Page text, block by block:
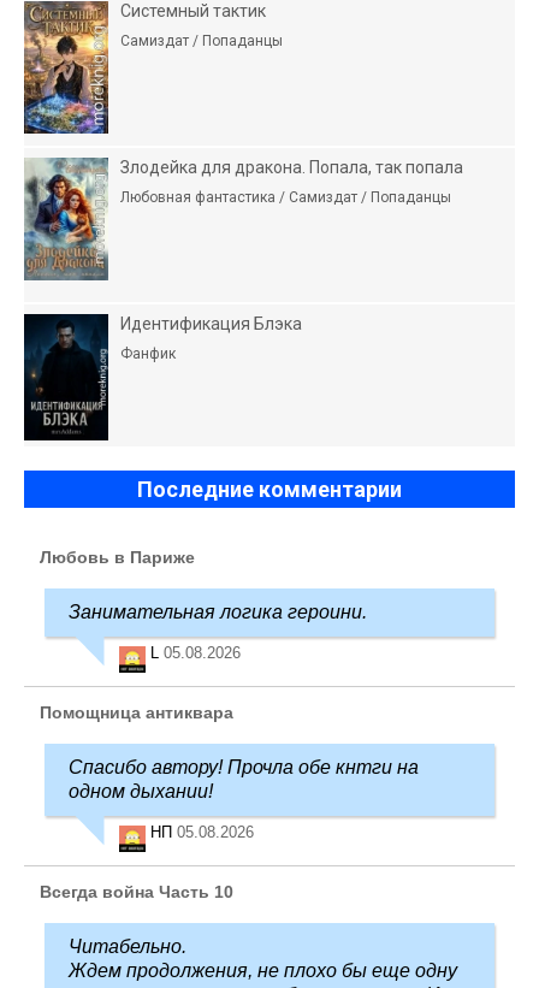
Системный тактик
Самиздат / Попаданцы
Злодейка для дракона. Попала, так попала
Любовная фантастика / Самиздат / Попаданцы
Идентификация Блэка
Фанфик
Последние комментарии
Любовь в Париже
Занимательная логика героини.
L 05.08.2026
Помощница антиквара
Спасибо автору! Прочла обе кнтги на
одном дыхании!
НП 05.08.2026
Всегда война Часть 10
Читабельно.
Ждем продолжения, не плохо бы еще одну